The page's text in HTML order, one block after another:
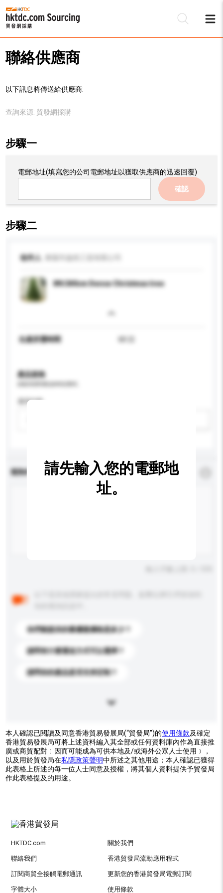
聯絡供應商
以下訊息將傳送給供應商:
查詢來源: 貿發網採購
步驟一
電郵地址(填寫您的公司電郵地址以獲取供應商的迅速回覆)
確認
步驟二
收件人
8ft/240cm Dense Christmas tree
生產所需時間 60 日
產品規格
適用年齡
查詢內容 *必須填寫
你們能提供的最優惠價格是多少？
請問有什麼運送方式可以選擇？
請問你的產品是否支持定制？
請先輸入您的電郵地
址。
本人確認已閱讀及同意香港貿易發展局(“貿發局”)的使用條款及確定
香港貿易發展局可將上述資料編入其全部或任何資料庫內作為直接推
廣或商貿配對﹝因而可能成為可供本地及/或海外公眾人士使用﹞，
以及用於貿發局在私隱政策聲明中所述之其他用途；本人確認已獲得
此表格上所述的每一位人士同意及授權，將其個人資料提供予貿發局
作此表格提及的用途。
HKTDC.com 關於我們
聯絡我們 香港貿發局流動應用程式
訂閱商貿全接觸電郵通訊 更新您的香港貿發局電郵訂閱
字體大小 使用條款